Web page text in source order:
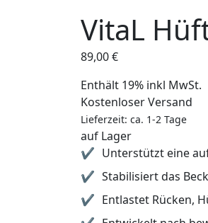
VitaL
89,00€
Enthält 19% inkl MwSt.
Kostenloser Versand
Lieferzeit: ca. 1-2 Tage
auf Lager
Unterstützt eine
Stabilisiert das
Entlastet Rücken,